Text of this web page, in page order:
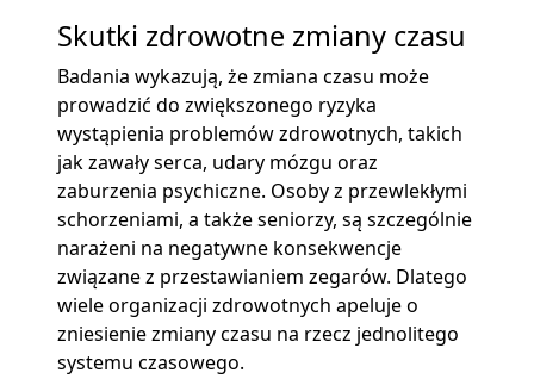
Skutki zdrowotne zmiany czasu
Badania wykazują, że zmiana czasu może
prowadzić do zwiększonego ryzyka
wystąpienia problemów zdrowotnych, takich
jak zawały serca, udary mózgu oraz
zaburzenia psychiczne. Osoby z przewlekłymi
schorzeniami, a także seniorzy, są szczególnie
narażeni na negatywne konsekwencje
związane z przestawianiem zegarów. Dlatego
wiele organizacji zdrowotnych apeluje o
zniesienie zmiany czasu na rzecz jednolitego
systemu czasowego.